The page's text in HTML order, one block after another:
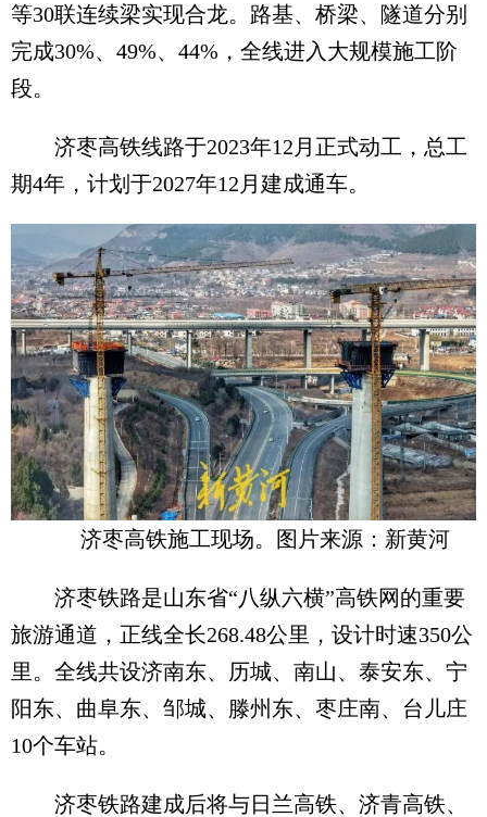
等30联连续梁实现合龙。路基、桥梁、隧道分别
完成30%、49%、44%，全线进入大规模施工阶
段。
济枣高铁线路于2023年12月正式动工，总工
期4年，计划于2027年12月建成通车。
济枣高铁施工现场。图片来源：新黄河
济枣铁路是山东省“八纵六横”高铁网的重要
旅游通道，正线全长268.48公里，设计时速350公
里。全线共设济南东、历城、南山、泰安东、宁
阳东、曲阜东、邹城、滕州东、枣庄南、台儿庄
10个车站。
济枣铁路建成后将与日兰高铁、济青高铁、